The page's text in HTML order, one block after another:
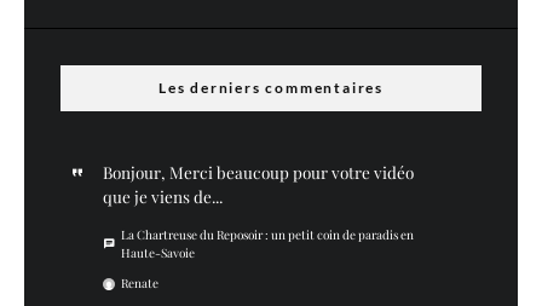
Les derniers commentaires
Bonjour, Merci beaucoup pour votre vidéo
que je viens de...
La Chartreuse du Reposoir : un petit coin de paradis en
Haute-Savoie
Renate